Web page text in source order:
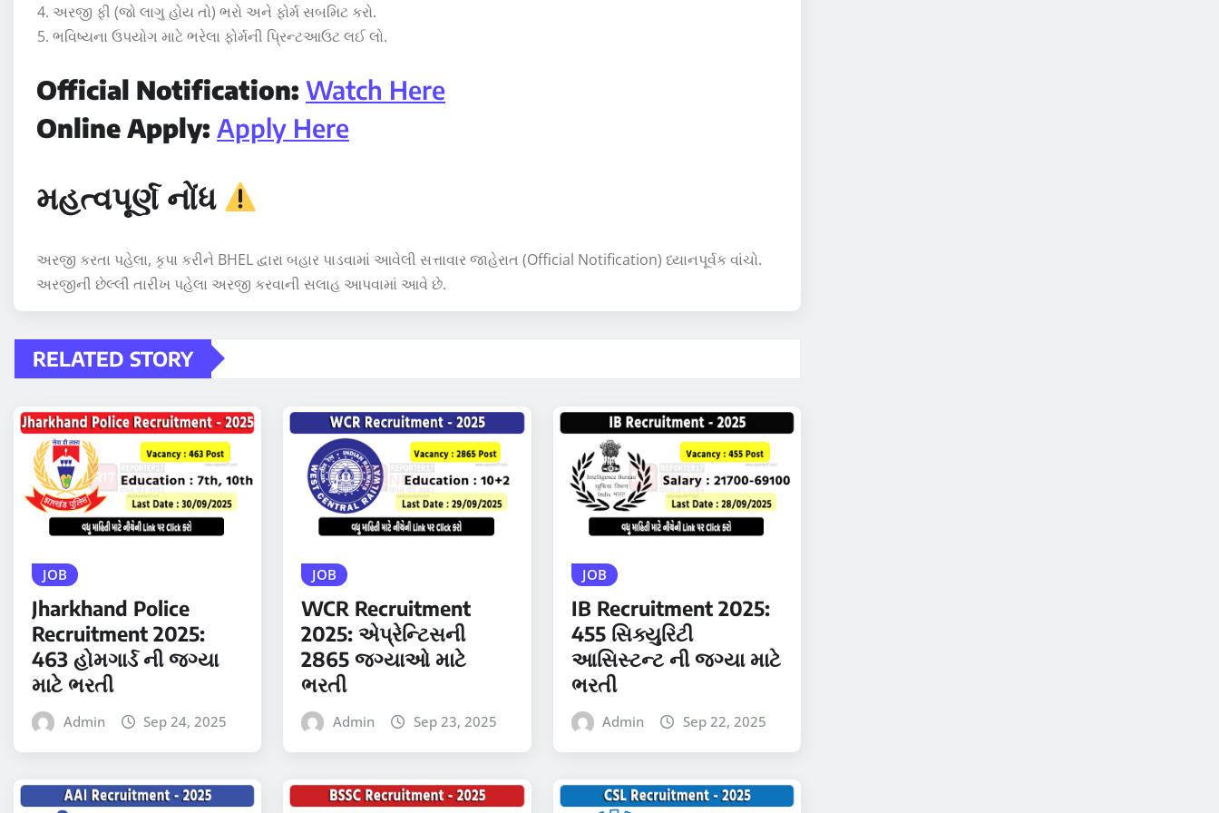
અરજી ફી (જો લાગુ હોય તો) ભરો અને ફોર્મ સબમિટ કરો.
ભવિષ્યના ઉપયોગ માટે ભરેલા ફોર્મની પ્રિન્ટઆઉટ લઈ લો.
Official Notification: Watch Here
Online Apply: Apply Here
મહત્વપૂર્ણ નોંધ
અરજી કરતા પહેલા, કૃપા કરીને BHEL દ્વારા બહાર પાડવામાં આવેલી સત્તાવાર જાહેરાત (Official Notification) ધ્યાનપૂર્વક વાંચો.
અરજીની છેલ્લી તારીખ પહેલા અરજી કરવાની સલાહ આપવામાં આવે છે.
RELATED STORY
JOB
Jharkhand Police
Recruitment 2025:
463 હોમગાર્ડ ની જગ્યા
માટે ભરતી
Admin Sep 24, 2025
JOB
WCR Recruitment
2025: એપ્રેન્ટિસની
2865 જગ્યાઓ માટે
ભરતી
Admin Sep 23, 2025
JOB
IB Recruitment 2025:
455 સિક્યુરિટી
આસિસ્ટન્ટ ની જગ્યા માટે
ભરતી
Admin Sep 22, 2025